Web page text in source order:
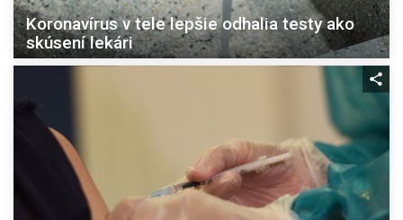
Koronavírus v tele lepšie odhalia testy ako
skúsení lekári